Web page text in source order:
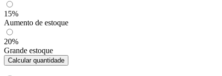
15%
Aumento de estoque
20%
Grande estoque
Calcular quantidade